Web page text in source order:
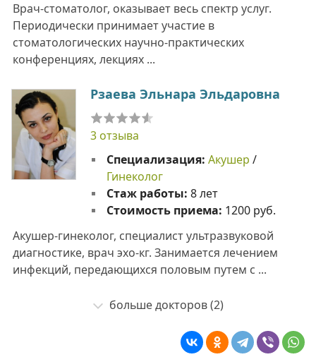
Врач-стоматолог, оказывает весь спектр услуг.
Периодически принимает участие в
стоматологических научно-практических
конференциях, лекциях ...
Рзаева Эльнара Эльдаровна
3 отзыва
Специализация: Акушер /
Гинеколог
Стаж работы: 8 лет
Стоимость приема: 1200 руб.
Акушер-гинеколог, специалист ультразвуковой
диагностике, врач эхо-кг. Занимается лечением
инфекций, передающихся половым путем с ...
больше докторов (2)